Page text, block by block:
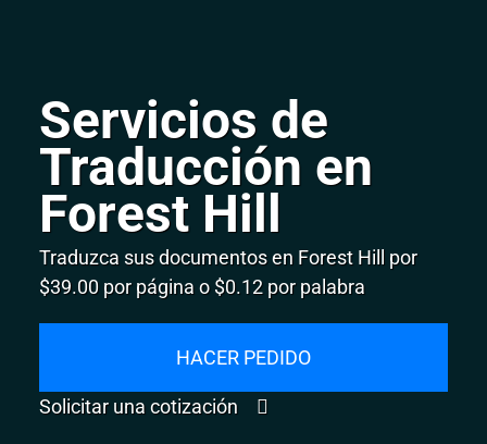
Servicios de
Traducción en
Forest Hill
Traduzca sus documentos en Forest Hill por
$39.00 por página o $0.12 por palabra
HACER PEDIDO
Solicitar una cotización